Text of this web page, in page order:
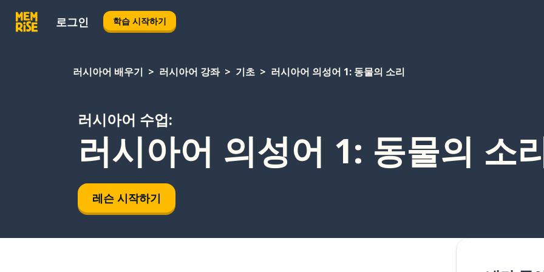
로그인 학습 시작하기
러시아어 배우기 러시아어 강좌 기초 러시아어 의성어 1: 동물의 소리
러시아어 수업:
러시아어 의성어 1: 동물의 소
레슨 시작하기